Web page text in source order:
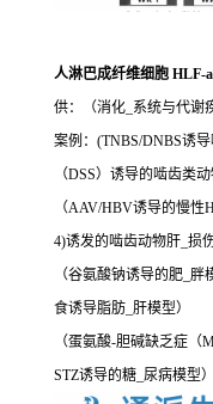
人淋巴成纤维细胞 HLF-
供：（消化_系统与代谢
案例：(TNBS/DNBS诱
（DSS）诱导的啮齿类
（AAV/HBV诱导的慢
4)诱发的啮齿动物肝_损
（谷氨酸钠诱导的肥_
食诱导脂肪_肝模型）
（蛋氨酸-胆碱缺乏症
STZ诱导的糖_尿病模型